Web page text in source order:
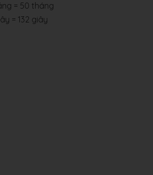
= 50 tháng
= 132 giây